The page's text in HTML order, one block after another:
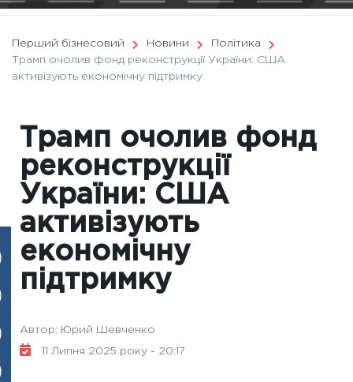
Перший бізнесовий Новини
Політика
Трамп очолив фонд реконструкції України: США
активізують економічну підтримку
Трамп очолив фонд
реконструкції
України: США
активізують
економічну
підтримку
Автор: Юрий Шевченко
11 Липня 2025 року - 20:17